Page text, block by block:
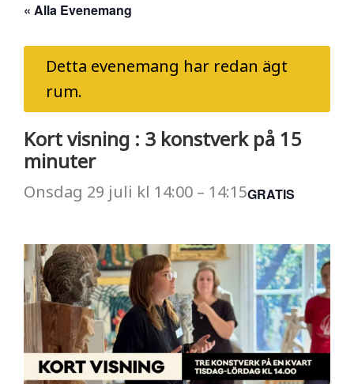
« Alla Evenemang
Detta evenemang har redan ägt
rum.
Kort visning : 3 konstverk på 15
minuter
Onsdag 29 juli kl 14:00 – 14:15GRATIS